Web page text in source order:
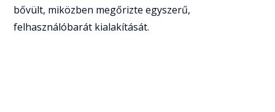
bővült, miközben megőrizte egyszerű,
felhasználóbarát kialakítását.